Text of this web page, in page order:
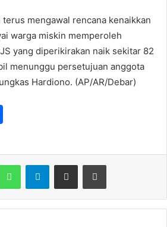
terus mengawal rencana kenaikkan
warga miskin memperoleh
yang diperikirakan naik sekitar 82
menunggu persetujuan anggota
Hardiono. (AP/AR/Debar)
ar
e
Telegram